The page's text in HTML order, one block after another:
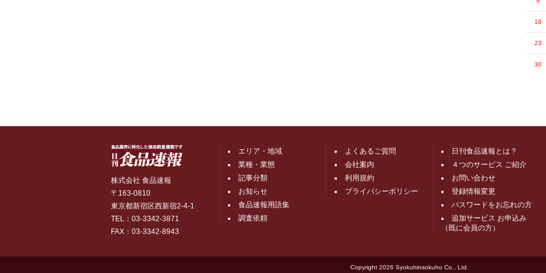
16
23
30
株式会社 食品速報
〒163-0810
東京都新宿区西新宿2-4-1
TEL：03-3342-3871
FAX：03-3342-8943
エリア・地域
業種・業態
記事分類
お知らせ
食品速報用語集
調査依頼
よくあるご質問
会社案内
利用規約
プライバシーポリシー
日刊食品速報とは？
４つのサービス ご紹介
お問い合わせ
登録情報変更
パスワードをお忘れの方
追加サービス お申込み
（既に会員の方）
Copyright 2026 Syokuhinsokuho Co., Ltd.